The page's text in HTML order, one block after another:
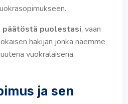
puolestasi, vaan
hakijan jonka näemme
vuokralaisena.
ja sen